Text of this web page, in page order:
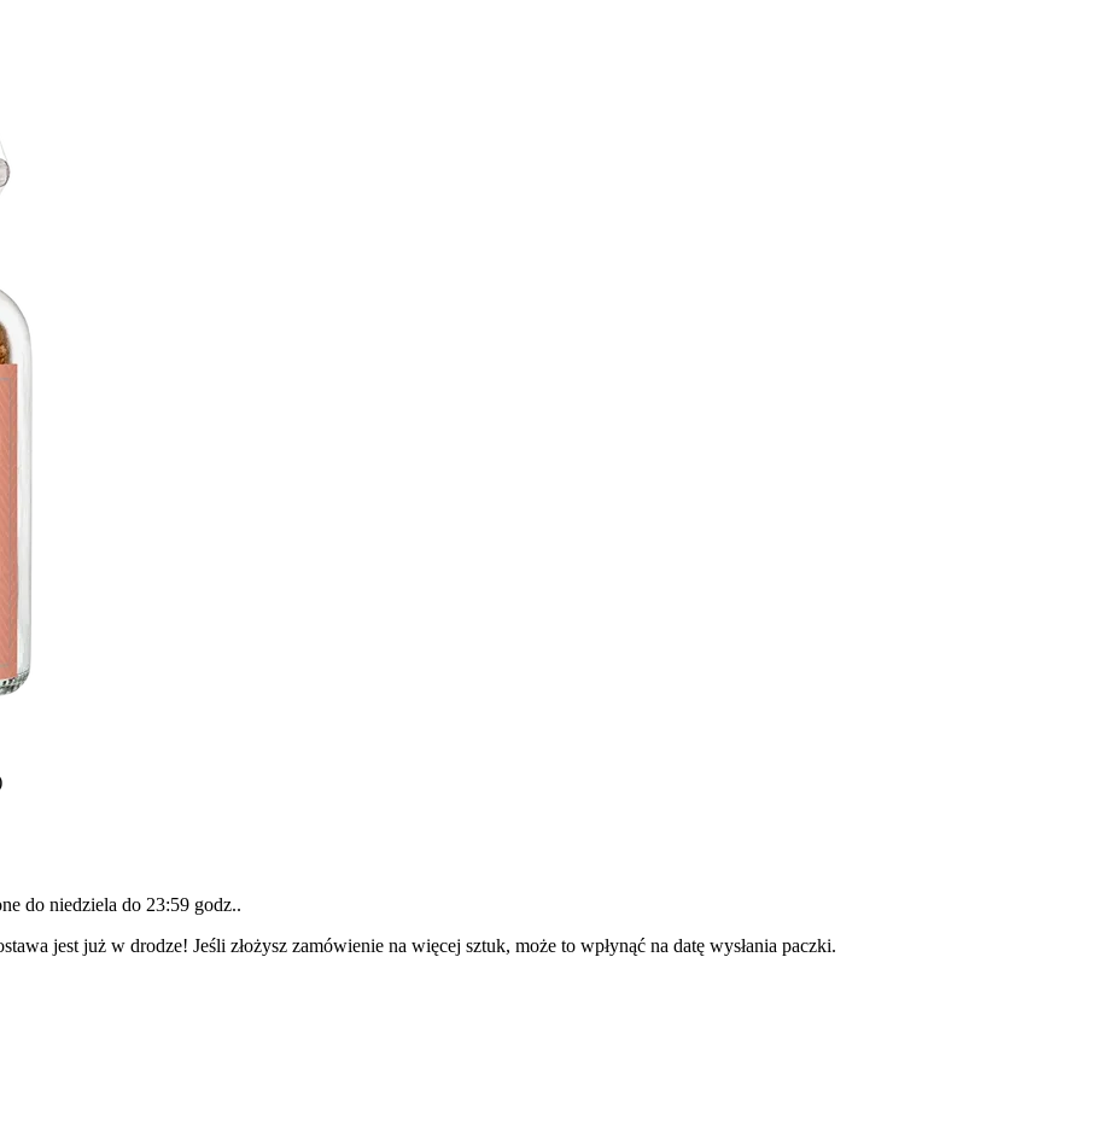
do niedziela do 23:59 godz..
jest już w drodze! Jeśli złożysz zamówienie na więcej sztuk, może to wpłynąć na datę wysłania paczki.